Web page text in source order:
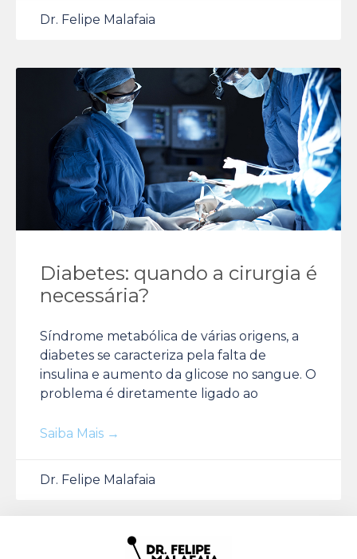
Dr. Felipe Malafaia
Diabetes: quando a cirurgia é
necessária?
Síndrome metabólica de várias origens, a
diabetes se caracteriza pela falta de
insulina e aumento da glicose no sangue. O
problema é diretamente ligado ao
Saiba Mais →
Dr. Felipe Malafaia